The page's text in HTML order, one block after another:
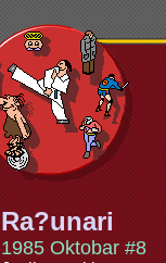
Ra?unari
1985 Oktobar #8